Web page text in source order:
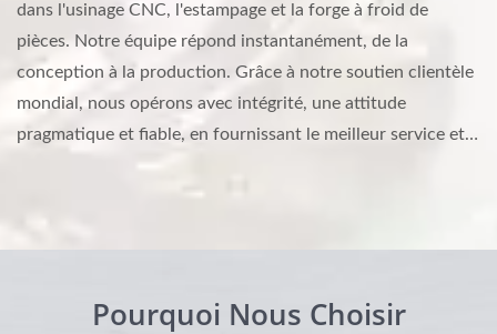
dans l'usinage CNC, l'estampage et la forge à froid de
pièces. Notre équipe répond instantanément, de la
conception à la production. Grâce à notre soutien clientèle
mondial, nous opérons avec intégrité, une attitude
pragmatique et fiable, en fournissant le meilleur service et
Pourquoi Nous Choisir